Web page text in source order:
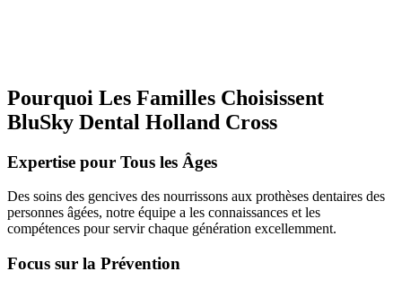
Pourquoi Les Familles Choisissent
BluSky Dental Holland Cross
Expertise pour Tous les Âges
Des soins des gencives des nourrissons aux prothèses dentaires des
personnes âgées, notre équipe a les connaissances et les
compétences pour servir chaque génération excellemment.
Focus sur la Prévention